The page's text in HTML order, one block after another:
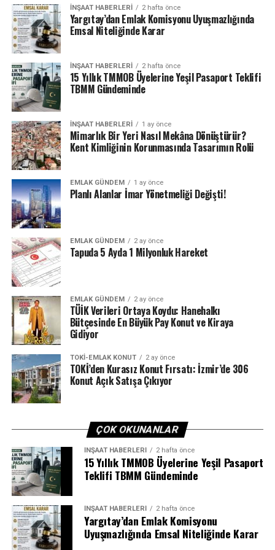
ETIKETLER
SONRAKI
TIO Kemerburgaz Konut Projesi ve Fiyatları
ÖNCEKI
Türk vatandaşlarının İngiltere’den edindiği ev sayısı
artıyor.
İNŞAAT HABERLERI 2 hafta önce
Yargıtay’dan Emlak Komisyonu Uyuşmazlığında
Emsal Niteliğinde Karar
İNŞAAT HABERLERI 2 hafta önce
15 Yıllık TMMOB Üyelerine Yeşil Pasaport Teklifi
TBMM Gündeminde
İNŞAAT HABERLERI 1 ay önce
Mimarlık Bir Yeri Nasıl Mekâna Dönüştürür?
Kent Kimliğinin Korunmasında Tasarımın Rolü
EMLAK GÜNDEM 1 ay önce
Planlı Alanlar İmar Yönetmeliği Değişti!
EMLAK GÜNDEM 2 ay önce
Tapuda 5 Ayda 1 Milyonluk Hareket
EMLAK GÜNDEM 2 ay önce
TÜİK Verileri Ortaya Koydu: Hanehalkı
Bütçesinde En Büyük Pay Konut ve Kiraya
Gidiyor
TOKI-EMLAK KONUT 2 ay önce
TOKİ’den Kurasız Konut Fırsatı: İzmir’de 306
Konut Açık Satışa Çıkıyor
ÇOK OKUNANLAR
İNŞAAT HABERLERI 2 hafta önce
15 Yıllık TMMOB Üyelerine Yeşil Pasaport
Teklifi TBMM Gündeminde
İNŞAAT HABERLERI 2 hafta önce
Yargıtay’dan Emlak Komisyonu
Uyuşmazlığında Emsal Niteliğinde Karar